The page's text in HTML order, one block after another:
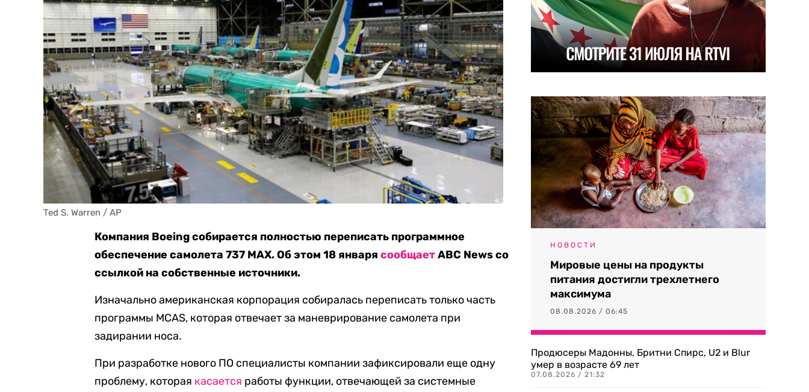
Ted S. Warren / AP
Компания Boeing собирается полностью переписать программное
обеспечение самолета 737 MAX. Об этом 18 январясообщаетABC News со
ссылкой на собственные источники.
Изначально американская корпорация собиралась переписать только часть
программы MCAS, которая отвечает за маневрирование самолета при
задирании носа.
При разработке нового ПО специалисты компании зафиксировали еще одну
проблему, которая касается работы функции, отвечающей за системные
НОВОСТИ
Мировые цены на продукты
питания достигли трехлетнего
максимума
08.08.2026 / 06:45
Продюсеры Мадонны, Бритни Спирс, U2 и Blur
умер в возрасте 69 лет
07.08.2026 / 21:32